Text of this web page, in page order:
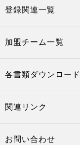
登録関連一覧
加盟チーム一覧
各書類ダウンロード
関連リンク
お問い合わせ